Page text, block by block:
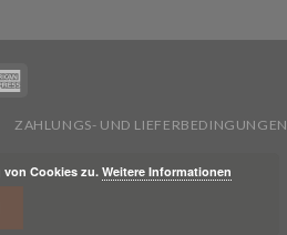
ZAHLUNGS- UND LIEFERBEDINGUNGEN
von Cookies zu. Weitere Informationen